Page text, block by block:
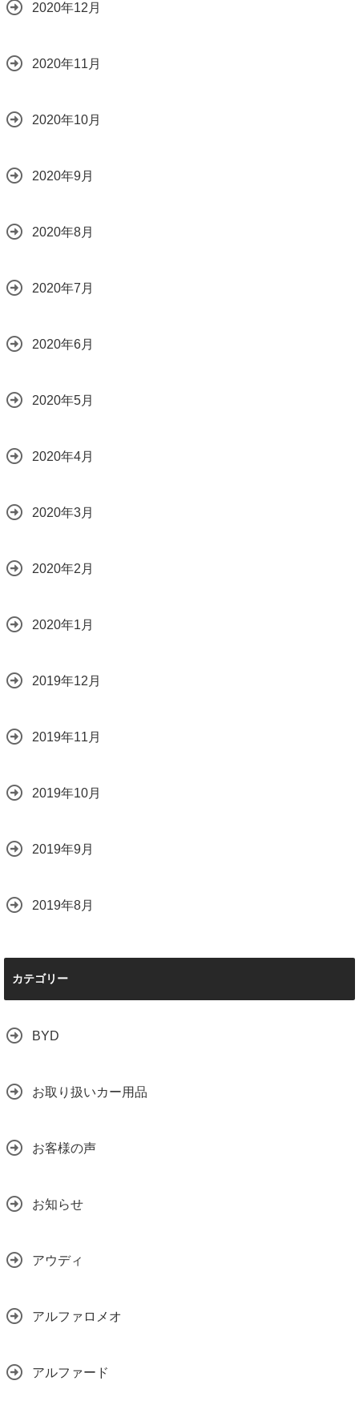
2020年12月
2020年11月
2020年10月
2020年9月
2020年8月
2020年7月
2020年6月
2020年5月
2020年4月
2020年3月
2020年2月
2020年1月
2019年12月
2019年11月
2019年10月
2019年9月
2019年8月
カテゴリー
BYD
お取り扱いカー用品
お客様の声
お知らせ
アウディ
アルファロメオ
アルファード